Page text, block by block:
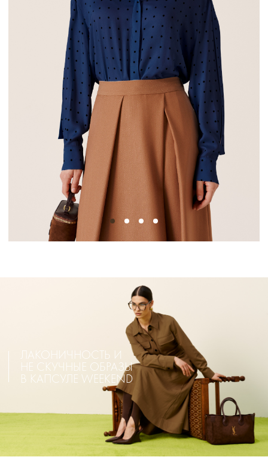
ЛАКОНИЧНОСТЬ И
НЕ СКУЧНЫЕ ОБРАЗЫ
В КАПСУЛЕ WEEKEND